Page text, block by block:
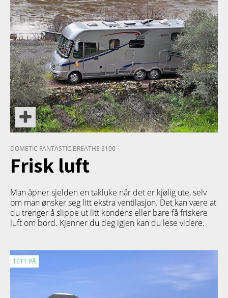
DOMETIC FANTASTIC BREATHE 3100
Frisk luft
Man åpner sjelden en takluke når det er kjølig ute, selv
om man ønsker seg litt ekstra ventilasjon. Det kan være at
du trenger å slippe ut litt kondens eller bare få friskere
luft om bord. Kjenner du deg igjen kan du lese videre.
TETT PÅ